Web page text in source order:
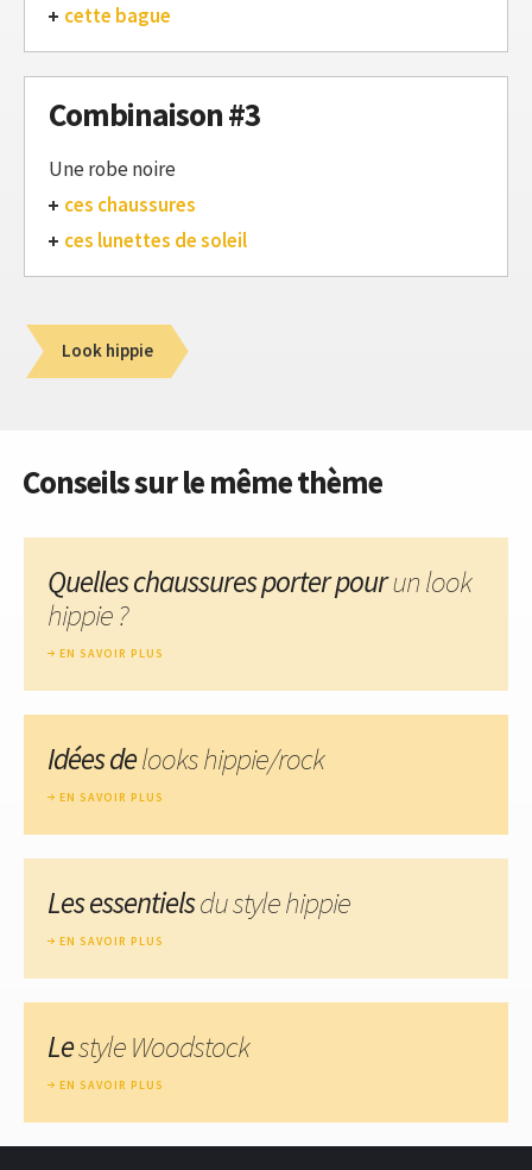
cette bague
Combinaison #3
Une robe noire
ces chaussures
ces lunettes de soleil
Look hippie
Conseils sur le même thème
Quelles chaussures porter pourun look
hippie ?
EN SAVOIR PLUS
Idées delooks hippie/rock
EN SAVOIR PLUS
Les essentielsdu style hippie
EN SAVOIR PLUS
Lestyle Woodstock
EN SAVOIR PLUS